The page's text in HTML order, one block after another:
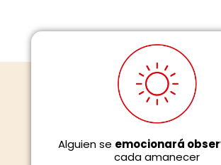
después
resurgiendo
dejar una
Alguien se emocionará
cada amanecer